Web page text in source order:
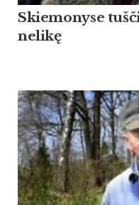
Skiemonyse
nelikę